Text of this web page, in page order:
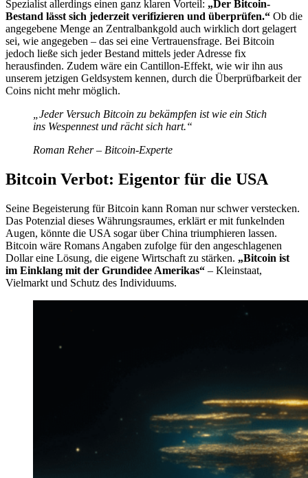
Spezialist allerdings einen ganz klaren Vorteil: „Der Bitcoin-
Bestand lässt sich jederzeit verifizieren und überprüfen.“ Ob die
angegebene Menge an Zentralbankgold auch wirklich dort gelagert
sei, wie angegeben – das sei eine Vertrauensfrage. Bei Bitcoin
jedoch ließe sich jeder Bestand mittels jeder Adresse fix
herausfinden. Zudem wäre ein Cantillon-Effekt, wie wir ihn aus
unserem jetzigen Geldsystem kennen, durch die Überprüfbarkeit der
Coins nicht mehr möglich.
„Jeder Versuch Bitcoin zu bekämpfen ist wie ein Stich
ins Wespennest und rächt sich hart.“
Roman Reher – Bitcoin-Experte
Bitcoin Verbot: Eigentor für die USA
Seine Begeisterung für Bitcoin kann Roman nur schwer verstecken.
Das Potenzial dieses Währungsraumes, erklärt er mit funkelnden
Augen, könnte die USA sogar über China triumphieren lassen.
Bitcoin wäre Romans Angaben zufolge für den angeschlagenen
Dollar eine Lösung, die eigene Wirtschaft zu stärken. „Bitcoin ist
im Einklang mit der Grundidee Amerikas“ – Kleinstaat,
Vielmarkt und Schutz des Individuums.